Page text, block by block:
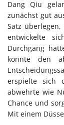
Dang Qiu
zunächst gut
Satz
entwickelte
Durchgang
konnte den
erspielte sich
abwehrte wie
Chance und
Mit einem